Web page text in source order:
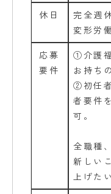
休日
完全週
変形労
応募
要件
①介護
お持ち
②初任
者要件
可。
全職種
新しい
上げた